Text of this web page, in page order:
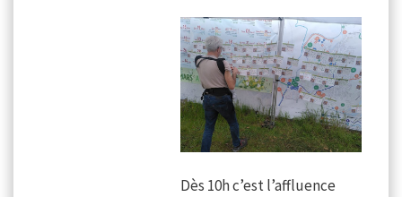
Dès 10h c’est l’affluence